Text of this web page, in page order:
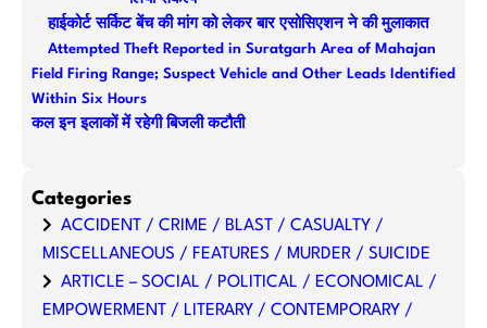
हाईकोर्ट सर्किट बेंच की मांग को लेकर बार एसोसिएशन ने की मुलाकात
Attempted Theft Reported in Suratgarh Area of Mahajan
Field Firing Range; Suspect Vehicle and Other Leads Identified
Within Six Hours
कल इन इलाकों में रहेगी बिजली कटौती
Categories
ACCIDENT / CRIME / BLAST / CASUALTY /
MISCELLANEOUS / FEATURES / MURDER / SUICIDE
ARTICLE – SOCIAL / POLITICAL / ECONOMICAL /
EMPOWERMENT / LITERARY / CONTEMPORARY /